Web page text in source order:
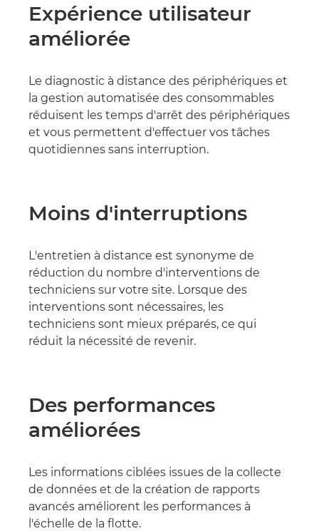
Expérience utilisateur
améliorée
Le diagnostic à distance des périphériques et
la gestion automatisée des consommables
réduisent les temps d'arrêt des périphériques
et vous permettent d'effectuer vos tâches
quotidiennes sans interruption.
Moins d'interruptions
L'entretien à distance est synonyme de
réduction du nombre d'interventions de
techniciens sur votre site. Lorsque des
interventions sont nécessaires, les
techniciens sont mieux préparés, ce qui
réduit la nécessité de revenir.
Des performances
améliorées
Les informations ciblées issues de la collecte
de données et de la création de rapports
avancés améliorent les performances à
l'échelle de la flotte.